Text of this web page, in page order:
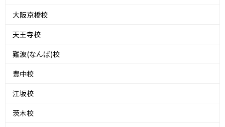
大阪京橋校
天王寺校
難波(なんば)校
豊中校
江坂校
茨木校